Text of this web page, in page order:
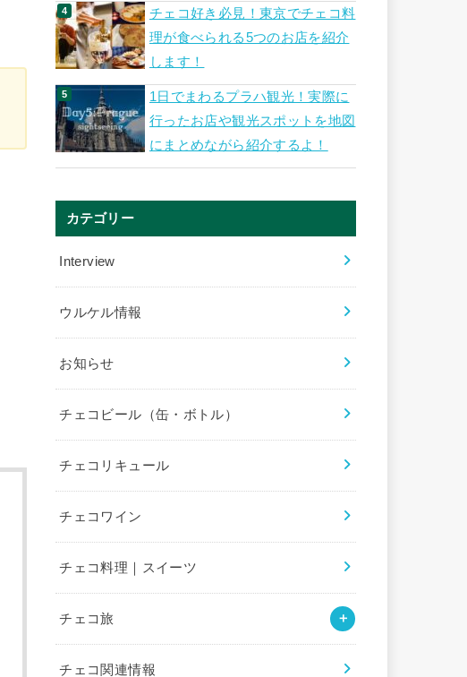
チェコ好き必見！東京でチェコ料
理が食べられる5つのお店を紹介
します！
1日でまわるプラハ観光！実際に
行ったお店や観光スポットを地図
にまとめながら紹介するよ！
カテゴリー
Interview
ウルケル情報
お知らせ
チェコビール（缶・ボトル）
チェコリキュール
チェコワイン
チェコ料理｜スイーツ
チェコ旅
チェコ関連情報